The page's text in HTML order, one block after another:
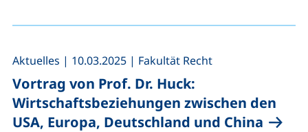
Vortrag von Prof. Dr. Huck:
Wirtschaftsbeziehungen zwischen den
USA, Europa, Deutschland und China
Aktuelles | 10.03.2025 | Fakultät Recht